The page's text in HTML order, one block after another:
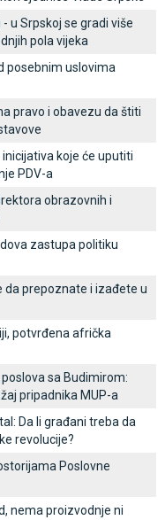
u Srpskoj se gradi više
pola vijeka
posebnim uslovima
pravo i obavezu da štiti
koje će uputiti
PDV-a
obrazovnih i
zastupa politiku
da prepoznate i izađete u
potvrđena afrička
sa Budimirom:
pripadnika MUP-a
Da li građani treba da
revolucije?
Poslovne
nema proizvodnje ni